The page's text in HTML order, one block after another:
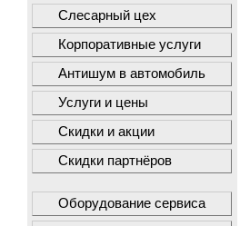
Слесарный цех
Корпоративные услуги
Антишум в автомобиль
Услуги и цены
Скидки и акции
Скидки партнёров
Оборудование сервиса